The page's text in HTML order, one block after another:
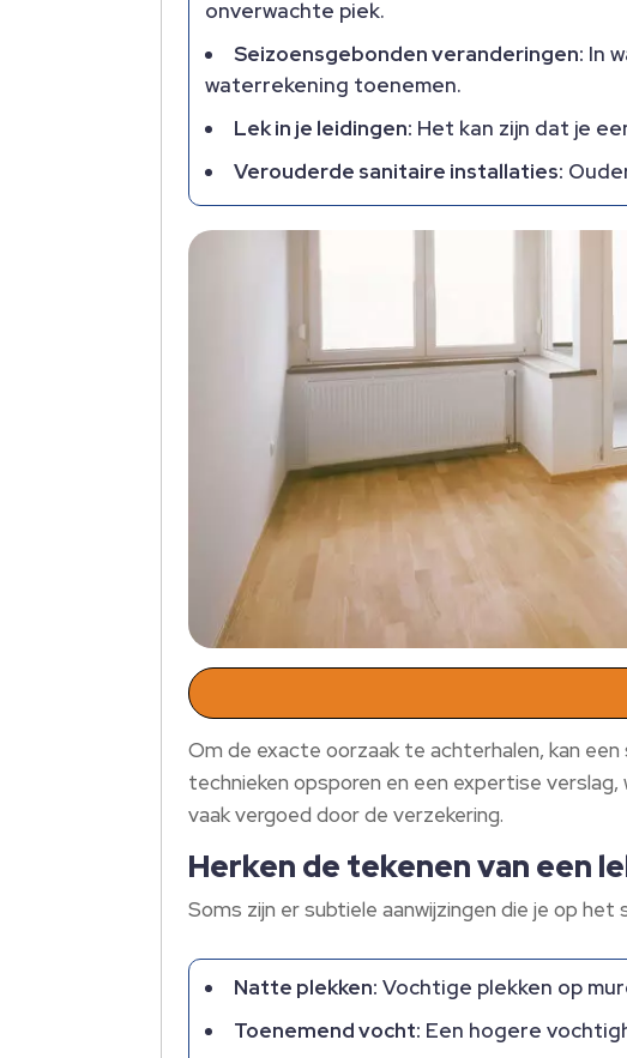
onverwachte piek.
Seizoensgebonden veranderingen: In
waterrekening toenemen.
Lek in je leidingen: Het kan zijn dat je
Verouderde sanitaire installaties:
Om de exacte oorzaak te achterhalen, kan
technieken opsporen en een expertise
vaak vergoed door de verzekering.
Herken de tekenen van een
Soms zijn er subtiele aanwijzingen die je op
Natte plekken: Vochtige plekken op
Toenemend vocht: Een hogere